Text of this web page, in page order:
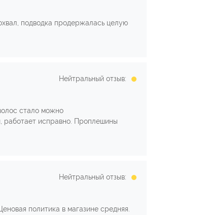
подводка продержалась целую
Нейтральный отзыв:
стало можно
работает исправно. Проплешины
Нейтральный отзыв:
политика в магазине средняя.